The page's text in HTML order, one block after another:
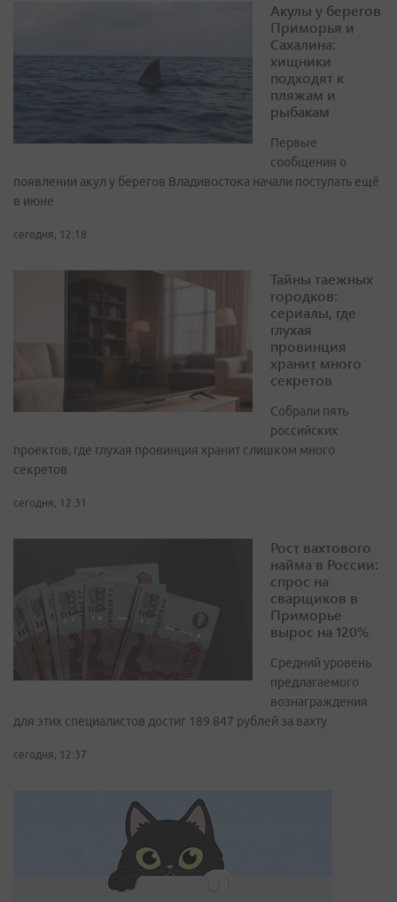
Акулы у берегов
Приморья и
Сахалина:
хищники
подходят к
пляжам и
рыбакам
Первые
сообщения о
появлении акул у берегов Владивостока начали поступать ещё
в июне
сегодня, 12:18
Тайны таежных
городков:
сериалы, где
глухая
провинция
хранит много
секретов
Собрали пять
российских
проектов, где глухая провинция хранит слишком много
секретов
сегодня, 12:31
Рост вахтового
найма в России:
спрос на
сварщиков в
Приморье
вырос на 120%
Средний уровень
предлагаемого
вознаграждения
для этих специалистов достиг 189 847 рублей за вахту
сегодня, 12:37